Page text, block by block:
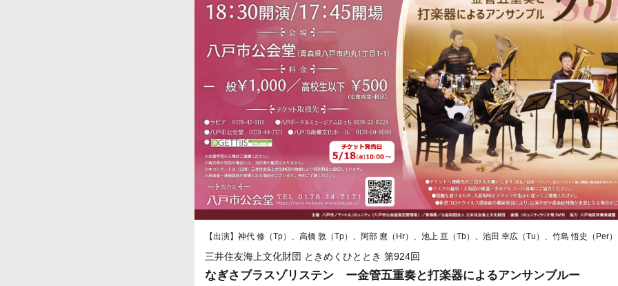
【出演】神代 修（Tp）、高橋 敦（Tp）、阿部 麿（Hr）、池上 亘（Tb）、池田 幸広（Tu）、竹島 悟史（Per）
三井住友海上文化財団 ときめくひととき 第924回
なぎさブラスゾリステン ー金管五重奏と打楽器によるアンサンブルー